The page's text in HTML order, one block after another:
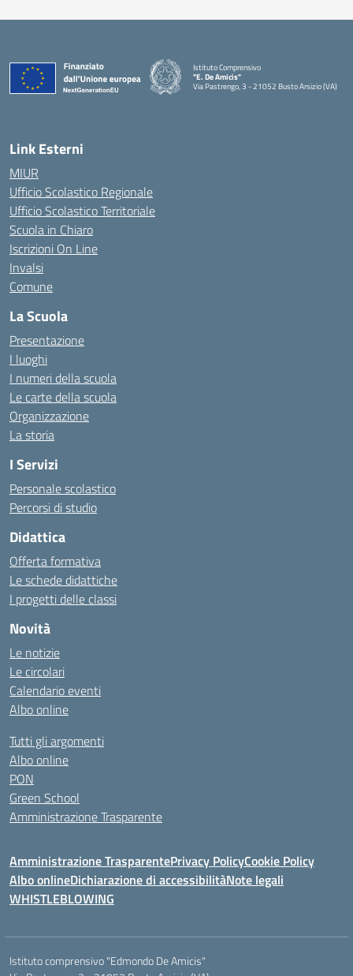
Istituto Comprensivo
"E. De Amicis"
Via Pastrengo, 3 - 21052 Busto Arsizio (VA)
Link Esterni
MIUR
Ufficio Scolastico Regionale
Ufficio Scolastico Territoriale
Scuola in Chiaro
Iscrizioni On Line
Invalsi
Comune
La Scuola
Presentazione
I luoghi
I numeri della scuola
Le carte della scuola
Organizzazione
La storia
I Servizi
Personale scolastico
Percorsi di studio
Didattica
Offerta formativa
Le schede didattiche
I progetti delle classi
Novità
Le notizie
Le circolari
Calendario eventi
Albo online
Tutti gli argomenti
Albo online
PON
Green School
Amministrazione Trasparente
Amministrazione TrasparentePrivacy PolicyCookie Policy
Albo onlineDichiarazione di accessibilitàNote legali
WHISTLEBLOWING
Istituto comprensivo "Edmondo De Amicis"